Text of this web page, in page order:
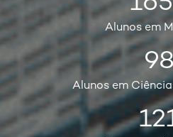
Alunos em
Alunos em